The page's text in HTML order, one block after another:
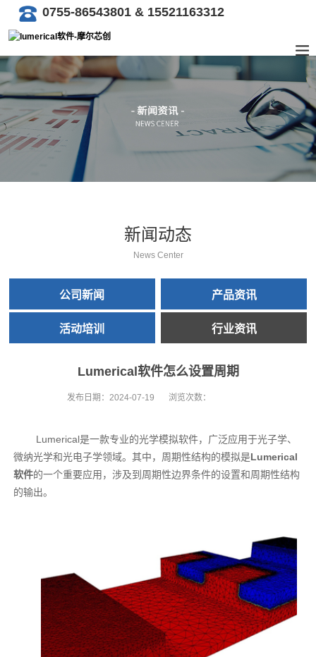
0755-86543801 & 15521163312
新闻动态
News Center
公司新闻 产品资讯
活动培训 行业资讯
Lumerical软件怎么设置周期
发布日期： 2024-07-19 浏览次数：
Lumerical是一款专业的光学模拟软件，广泛应用于光子学、
微纳光学和光电子学领域。其中，周期性结构的模拟是Lumerical
软件的一个重要应用，涉及到周期性边界条件的设置和周期性结构
的输出。